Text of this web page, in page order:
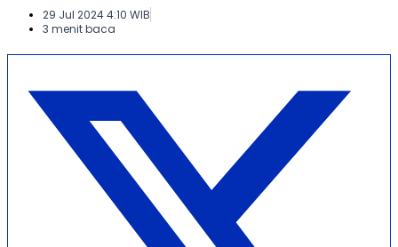
29 Jul 2024 4:10 WIB
3 menit baca